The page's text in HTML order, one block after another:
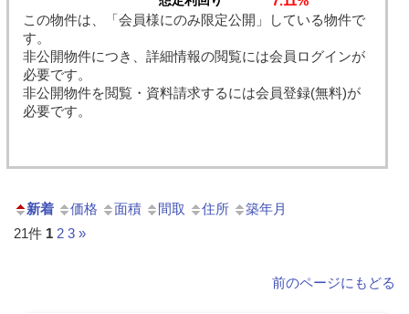
この物件は、「会員様にのみ限定公開」している物件で
す。
非公開物件につき、詳細情報の閲覧には会員ログインが
必要です。
非公開物件を閲覧・資料請求するには会員登録(無料)が
必要です。
新着 価格 面積 間取 住所
築年月
21件 1 2 3 »
前のページにもどる